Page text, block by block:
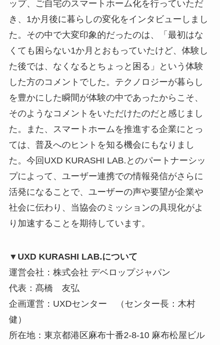
ップ、ご自宅のスマートホーム化を行っていただ
き、1か月後に暮らしの変化をインタビューしまし
た。その中で大変印象的だったのは、「最初はな
くても困らない1か月とおもっていたけど、体験し
た後では、なくなるとちょっと困る」という体験
した方のコメントでした。テクノロジーが暮らし
を豊かにした瞬間が体験の中であったからこそ、
そのようなコメントをいただけたのだと感じまし
た。また、スマートホームを推進する企業にとっ
ては、普及へのヒントを知る機会にもなりまし
た。今回UXD KURASHI LAB.とのパートナーシッ
プによって、ユーザー連携での情報発信がさらに
活発になることで、ユーザーの声や要望が企業や
社会に伝わり、当協会のミッションの具現化がよ
り加速することを期待しています。
▼UXD KURASHI LAB.について
運営会社：株式会社 デベロップジャパン
代表：髙橋 友弘
企画運営：UXDセンター （センター長：木村
健）
所在地：東京都港区麻布十番2-8-10 麻布松屋ビル